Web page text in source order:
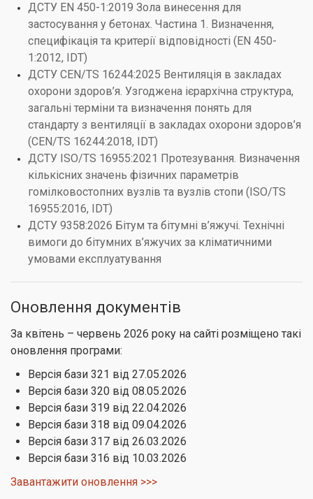
ДСТУ EN 450-1:2019 Зола винесення для
застосування у бетонах. Частина 1. Визначення,
специфікація та критерії відповідності (EN 450-
1:2012, IDT)
ДСТУ CEN/TS 16244:2025 Вентиляція в закладах
охорони здоров’я. Узгоджена ієрархічна структура,
загальні терміни та визначення понять для
стандарту з вентиляції в закладах охорони здоров’я
(CEN/TS 16244:2018, IDT)
ДСТУ ISO/TS 16955:2021 Протезування. Визначення
кількісних значень фізичних параметрів
гомілковостопних вузлів та вузлів стопи (ISO/TS
16955:2016, IDT)
ДСТУ 9358:2026 Бітум та бітумні в’яжучі. Технічні
вимоги до бітумних в’яжучих за кліматичними
умовами експлуатування
Оновлення документів
За квітень – червень 2026 року на сайті розміщено такі
оновлення програми:
Версія бази 321 від 27.05.2026
Версія бази 320 від 08.05.2026
Версія бази 319 від 22.04.2026
Версія бази 318 від 09.04.2026
Версія бази 317 від 26.03.2026
Версія бази 316 від 10.03.2026
Завантажити оновлення >>>